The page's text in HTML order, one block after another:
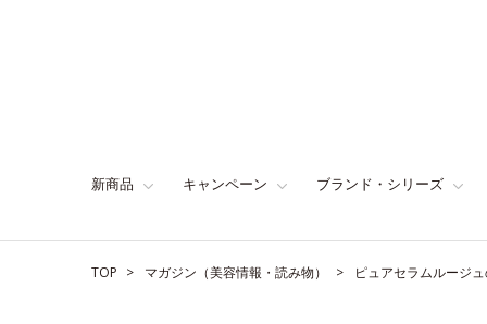
新商品 キャンペーン ブランド・シリーズ
TOP マガジン（美容情報・読み物） ピュアセラムルージ